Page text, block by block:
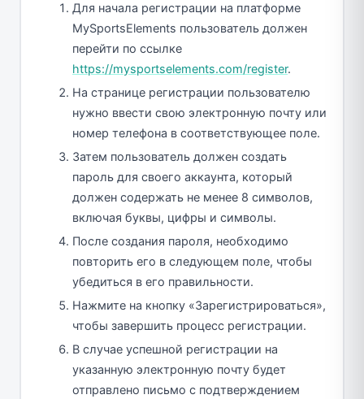
Для начала регистрации на платформе
MySportsElements пользователь должен
перейти по ссылке
https://mysportselements.com/register.
На странице регистрации пользователю
нужно ввести свою электронную почту или
номер телефона в соответствующее поле.
Затем пользователь должен создать
пароль для своего аккаунта, который
должен содержать не менее 8 символов,
включая буквы, цифры и символы.
После создания пароля, необходимо
повторить его в следующем поле, чтобы
убедиться в его правильности.
Нажмите на кнопку «Зарегистрироваться»,
чтобы завершить процесс регистрации.
В случае успешной регистрации на
указанную электронную почту будет
отправлено письмо с подтверждением